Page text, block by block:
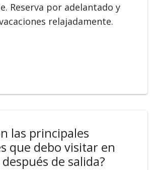
Reserva por adelantado y
relajadamente.
las principales
que debo visitar en
de salida?